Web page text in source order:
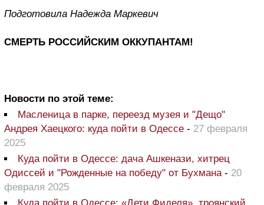
Подготовила Надежда Маркевич
СМЕРТЬ РОССИЙСКИМ ОККУПАНТАМ!
Новости по этой теме:
Масленица в парке, переезд музея и "Дещо"
Андрея Хаецкого: куда пойти в Одессе - 27 февраля
2025
Куда пойти в Одессе: дача Ашкенази, хитрец
Одиссей и "Рожденные на победу" от Бухмана- 20
февраля 2025